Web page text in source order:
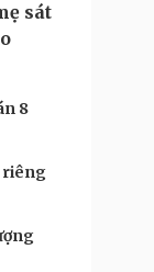
sát
8
riêng